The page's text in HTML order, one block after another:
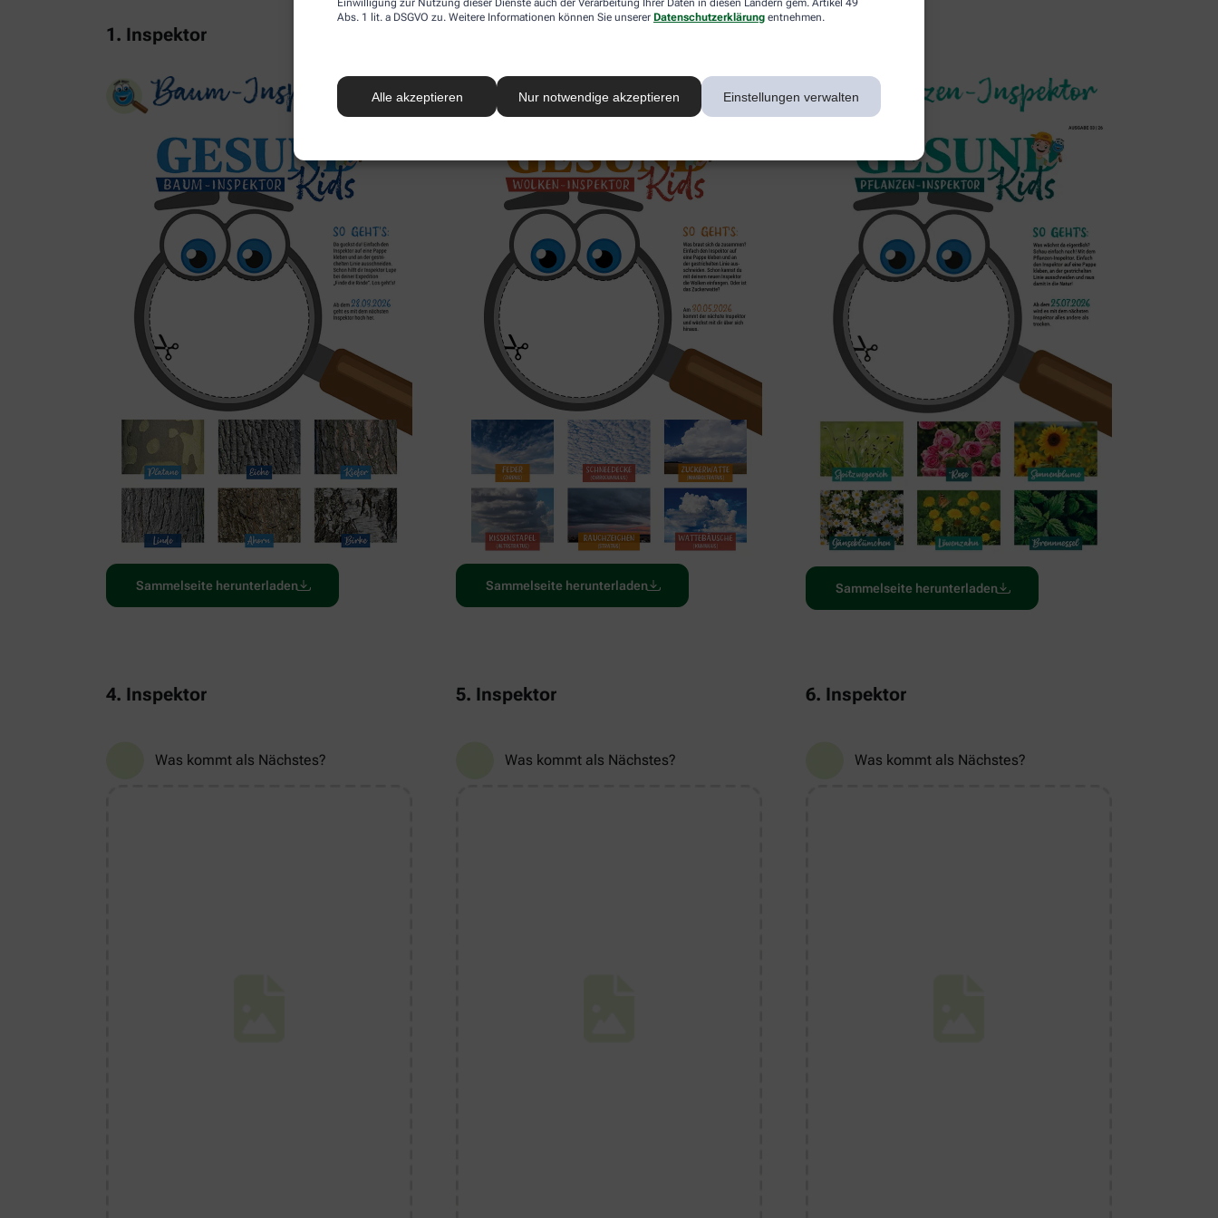
Einwilligung zur Nutzung dieser Dienste auch der Verarbeitung Ihrer Daten in diesen Ländern gem. Artikel 49
Abs. 1 lit. a DSGVO zu. Weitere Informationen können Sie unserer Datenschutzerklärung entnehmen.
Alle akzeptieren Nur notwendige akzeptieren Einstellungen verwalten
1. Inspektor
Sammelseite herunterladen Sammelseite herunterladen Sammelseite herunterladen
4. Inspektor
Was kommt als Nächstes?
5. Inspektor
Was kommt als Nächstes?
6. Inspektor
Was kommt als Nächstes?